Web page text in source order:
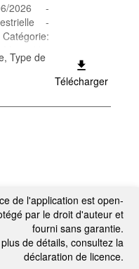
2026 -
-
clés:
de bâtir;
Type de
Télécharger
de l'application est open-
par le droit d'auteur et
fourni sans garantie.
de détails, consultez la
déclaration de licence.